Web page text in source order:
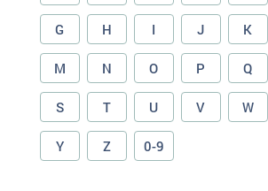
G H I J K
M N O P Q
S T U V W
Y Z 0-9